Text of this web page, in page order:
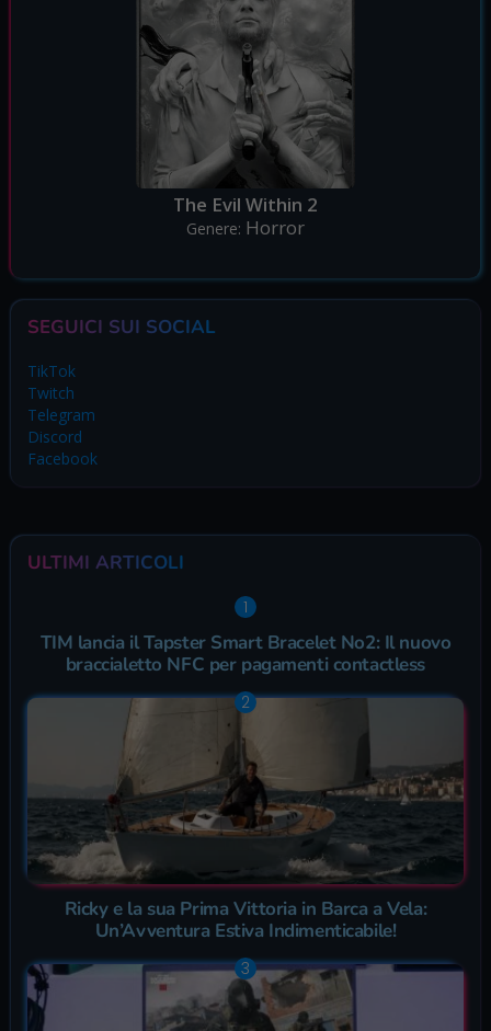
The Evil Within 2
Genere: Horror
SEGUICI SUI SOCIAL
TikTok
Twitch
Telegram
Discord
Facebook
ULTIMI ARTICOLI
TIM lancia il Tapster Smart Bracelet No2: Il nuovo
braccialetto NFC per pagamenti contactless
Ricky e la sua Prima Vittoria in Barca a Vela:
Un’Avventura Estiva Indimenticabile!